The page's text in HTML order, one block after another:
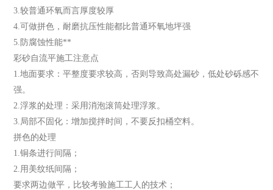
3.较普通环氧而言厚度较厚
4.可做拼色，耐磨抗压性能都比普通环氧地坪强
5.防腐蚀性能**
彩砂自流平施工注意点
1.地面要求：平整度要求较高，否则导致高处漏砂，低处砂砾感不
强。
2.浮浆的处理：采用消泡滚筒处理浮浆。
3.局部不固化：增加搅拌时间，不要反扣桶空料。
拼色的处理
1.铜条进行间隔；
2.用美纹纸间隔；
要求两边做平，比较考验施工工人的技术；